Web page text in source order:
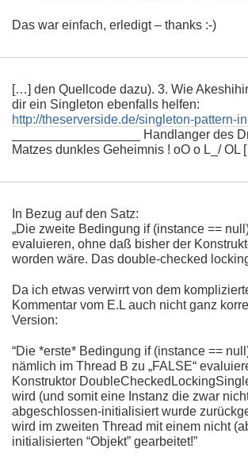
Das war einfach, erledigt – thanks :-)
[…] den Quellcode dazu). 3. Wie
dir ein Singleton ebenfalls helfen:
http://theserverside.de/singleton-pattern-
__________________ Handlanger des
Matzes dunkles Geheimnis ! oO o L_/ OL
In Bezug auf den Satz:
„Die zweite Bedingung if (instance ==
evaluieren, ohne daß bisher der
worden wäre. Das double-checked
Da ich etwas verwirrt von dem
Kommentar vom E.L auch nicht ganz
Version:
“Die *erste* Bedingung if (instance ==
nämlich im Thread B zu „FALSE“
Konstruktor
wird (und somit eine Instanz die zwar
abgeschlossen-initialisiert wurde
wird im zweiten Thread mit einem nicht
initialisierten “Objekt” gearbeitet!”